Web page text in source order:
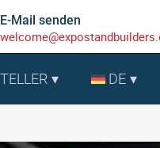
E-Mail senden
DE